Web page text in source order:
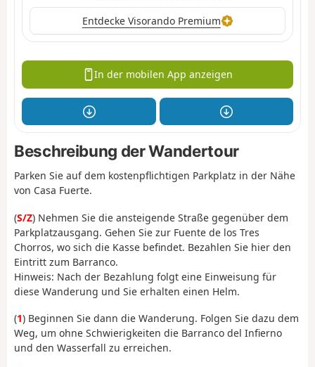
Entdecke Visorando Premium
In der mobilen App anzeigen
Beschreibung der Wandertour
Parken Sie auf dem kostenpflichtigen Parkplatz in der Nähe
von Casa Fuerte.
(S/Z) Nehmen Sie die ansteigende Straße gegenüber dem
Parkplatzausgang. Gehen Sie zur Fuente de los Tres
Chorros, wo sich die Kasse befindet. Bezahlen Sie hier den
Eintritt zum Barranco.
Hinweis: Nach der Bezahlung folgt eine Einweisung für
diese Wanderung und Sie erhalten einen Helm.
(1) Beginnen Sie dann die Wanderung. Folgen Sie dazu dem
Weg, um ohne Schwierigkeiten die Barranco del Infierno
und den Wasserfall zu erreichen.